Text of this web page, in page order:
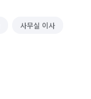
사무실 이사